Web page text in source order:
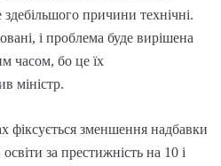
причини технічні.
і проблема буде вирішена
часом, бо це їх
міністр.
фіксується зменшення надбавки
за престижність на 10 і